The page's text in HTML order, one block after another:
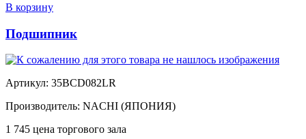
В корзину
Подшипник
Артикул: 35BCD082LR
Производитель: NACHI (ЯПОНИЯ)
1 745 цена торгового зала